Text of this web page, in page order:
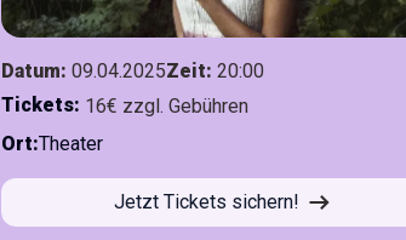
Datum: 09.04.2025Zeit: 20:00
Tickets: 16€ zzgl. Gebühren
Ort:Theater
Jetzt Tickets sichern!